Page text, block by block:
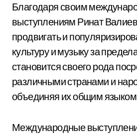
Благодаря своим
выступлениям Ринат
продвигать и
культуру и музыку за
становится своего рода
различными странами и
объединяя их общим
Международные